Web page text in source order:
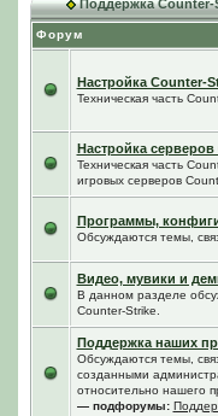
Поддержка Counter-
Форум
Настройка Counter-
Техническая часть
Настройка
Техническая часть
игровых серверов
Программы,
Обсуждаются темы,
Видео, мувики и
В данном разделе
Counter-Strike.
Поддержка наших
Обсуждаются темы,
созданными
относительно нашего
— подфорумы: